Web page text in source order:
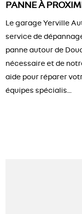
PANNE À
Le garage Yerville
service de
panne autour de
nécessaire et de
aide pour réparer
équipes spécialis...